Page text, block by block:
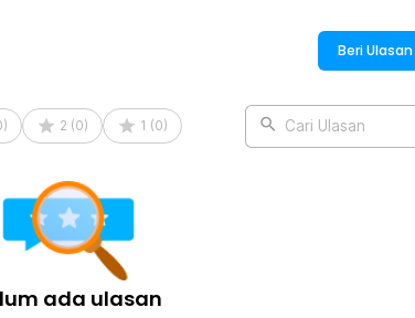
menyeduh teh hingga kapasitas 480 ml. Dilengkapi
untuk memudahkan Anda menyaring daun teh,
penyeduhan selesai, Anda bisa mengeluarkan ampas teh
Beri Ulasan
) 2 (0) 1 (0) Cari Ulasan
ada ulasan